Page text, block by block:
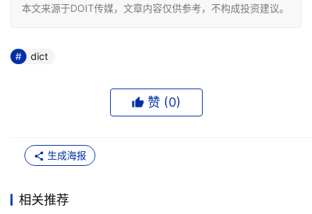
本文来源于DOIT传媒，文章内容仅供参考，不构成投资建议。
dict
赞 (0)
生成海报
相关推荐